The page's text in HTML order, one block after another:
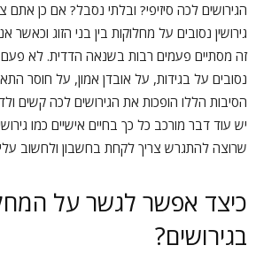
הגירושים לכה סיזיפי? ובלתי נסבל? אם כן אתם
גירושין נסובים על מחלוקות בין בני הזוג וכאשר
זה מסתיים פעמים רבות בשנאה הדדית. לא פעם
נסובים על בגידות, על אובדן אמון, על חוסר
הסיבות הללו הופכות את הגירושים לכה קשים
יש עוד דבר מורכב כל כך בחיים אישיים כמו
שרוצה להתגרש צריך לקחת בחשבון ולחשוב
כיצד אפשר לגשר על
בגירושים?